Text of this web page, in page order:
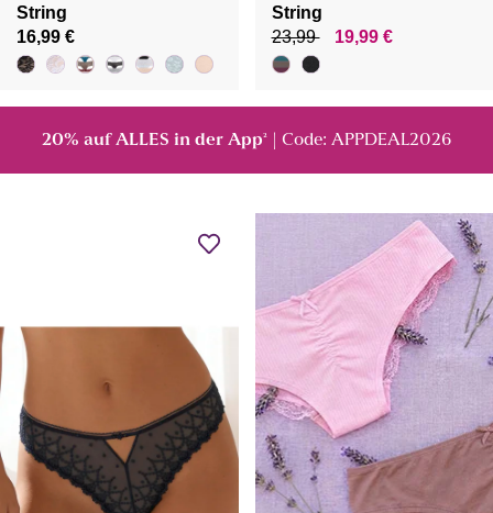
String
16,99 €
String
23,99
19,99 €
20% auf ALLES in der App² | Code: APPDEAL2026